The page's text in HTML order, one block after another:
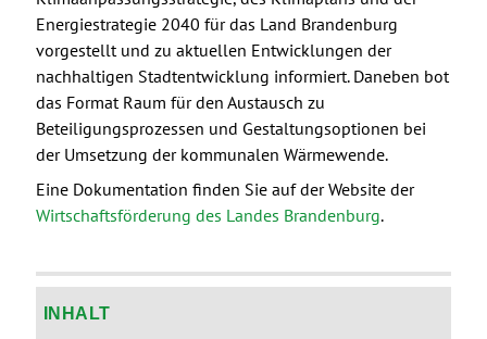
Energiestrategie 2040 für das Land Brandenburg
vorgestellt und zu aktuellen Entwicklungen der
nachhaltigen Stadtentwicklung informiert. Daneben bot
das Format Raum für den Austausch zu
Beteiligungsprozessen und Gestaltungsoptionen bei
der Umsetzung der kommunalen Wärmewende.
Eine Dokumentation finden Sie auf der Website der
Wirtschaftsförderung des Landes Brandenburg.
INHALT